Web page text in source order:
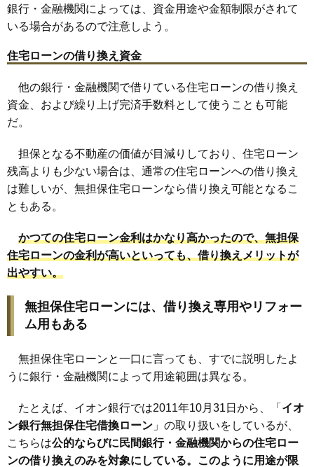
銀行・金融機関によっては、資金用途や金額制限がされて
いる場合があるので注意しよう。
住宅ローンの借り換え資金
他の銀行・金融機関で借りている住宅ローンの借り換え
資金、および繰り上げ完済手数料として使うことも可能
だ。
担保となる不動産の価値が目減りしており、住宅ローン
残高よりも少ない場合は、通常の住宅ローンへの借り換え
は難しいが、無担保住宅ローンなら借り換え可能となるこ
ともある。
かつての住宅ローン金利はかなり高かったので、無担保
住宅ローンの金利が高いといっても、借り換えメリットが
出やすい。
無担保住宅ローンには、借り換え専用やリフォー
ム用もある
無担保住宅ローンと一口に言っても、すでに説明したよ
うに銀行・金融機関によって用途範囲は異なる。
たとえば、イオン銀行では2011年10月31日から、「 イオ
ン銀行無担保住宅借換ローン 」の取り扱いをしているが、
こちらは公的ならびに民間銀行・金融機関からの住宅ロー
ンの借り換えのみを対象にしている。このように用途が限